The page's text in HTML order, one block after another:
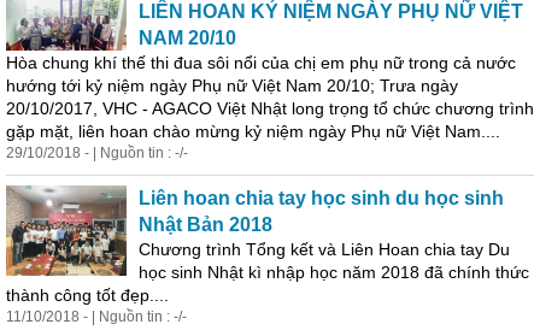
LIÊN HOAN KỶ NIỆM NGÀY PHỤ NỮ VIỆT
NAM 20/10
Hòa chung khí thế thi đua sôi nổi của chị em phụ nữ trong cả nước
hướng tới kỷ niệm ngày Phụ nữ Việt Nam 20/10; Trưa ngày
20/10/2017, VHC - AGACO Việt Nhật long trọng tổ chức chương trình
gặp mặt, liên hoan chào mừng kỷ niệm ngày Phụ nữ Việt Nam....
29/10/2018 - | Nguồn tin : -/-
Liên hoan chia tay học sinh du học sinh
Nhật Bản 2018
Chương trình Tổng kết và Liên Hoan chia tay Du
học sinh Nhật kì nhập học năm 2018 đã chính thức
thành công tốt đẹp....
11/10/2018 - | Nguồn tin : -/-